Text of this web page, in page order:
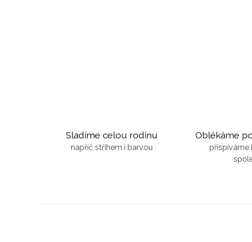
Sladíme celou rodinu
napříč střihem i barvou
Oblékáme
přispíváme